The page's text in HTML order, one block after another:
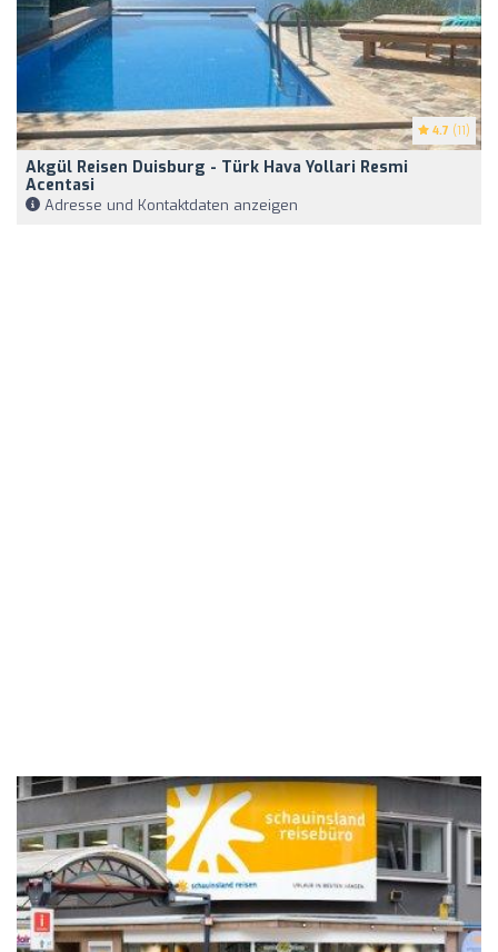
4.7 (11)
Akgül Reisen Duisburg - Türk Hava Yollari Resmi
Acentasi
Adresse und Kontaktdaten anzeigen